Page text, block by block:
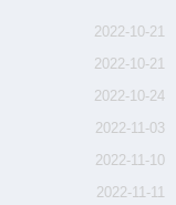
2022-10-21
2022-10-21
2022-10-24
2022-11-03
2022-11-10
2022-11-11